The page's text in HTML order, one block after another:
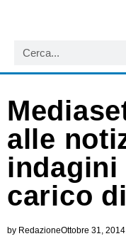
alle
indagini
carico
by RedazioneOttobre 31, 2014